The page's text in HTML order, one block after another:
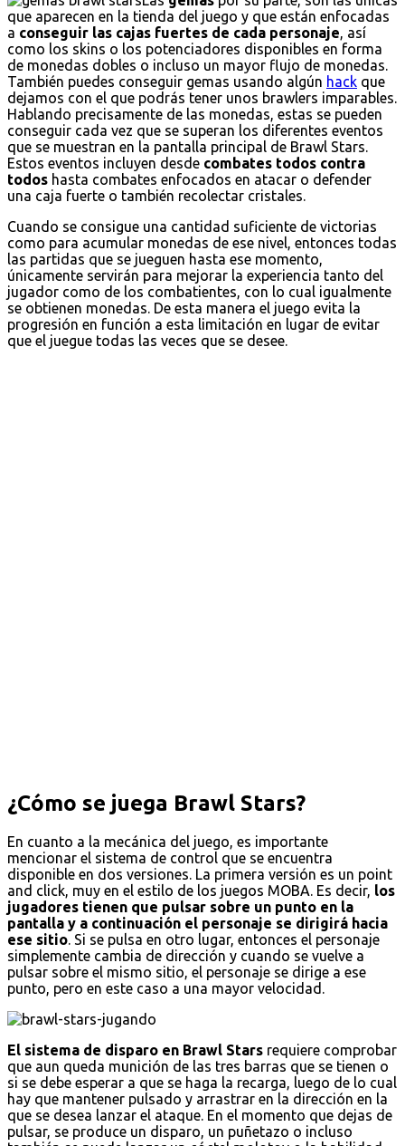
que aparecen en la tienda del juego y que están enfocadas
a conseguir las cajas fuertes de cada personaje , así
como los skins o los potenciadores disponibles en forma
de monedas dobles o incluso un mayor flujo de monedas.
También puedes conseguir gemas usando algún hack que
dejamos con el que podrás tener unos brawlers imparables.
Hablando precisamente de las monedas, estas se pueden
conseguir cada vez que se superan los diferentes eventos
que se muestran en la pantalla principal de Brawl Stars.
Estos eventos incluyen desde combates todos contra
todos hasta combates enfocados en atacar o defender
una caja fuerte o también recolectar cristales.
Cuando se consigue una cantidad suficiente de victorias
como para acumular monedas de ese nivel, entonces todas
las partidas que se jueguen hasta ese momento,
únicamente servirán para mejorar la experiencia tanto del
jugador como de los combatientes, con lo cual igualmente
se obtienen monedas. De esta manera el juego evita la
progresión en función a esta limitación en lugar de evitar
que el juegue todas las veces que se desee.
¿Cómo se juega Brawl Stars?
En cuanto a la mecánica del juego, es importante
mencionar el sistema de control que se encuentra
disponible en dos versiones. La primera versión es un point
and click, muy en el estilo de los juegos MOBA. Es decir, los
jugadores tienen que pulsar sobre un punto en la
pantalla y a continuación el personaje se dirigirá hacia
ese sitio. Si se pulsa en otro lugar, entonces el personaje
simplemente cambia de dirección y cuando se vuelve a
pulsar sobre el mismo sitio, el personaje se dirige a ese
punto, pero en este caso a una mayor velocidad.
El sistema de disparo en Brawl Stars requiere comprobar
que aun queda munición de las tres barras que se tienen o
si se debe esperar a que se haga la recarga, luego de lo cual
hay que mantener pulsado y arrastrar en la dirección en la
que se desea lanzar el ataque. En el momento que dejas de
pulsar, se produce un disparo, un puñetazo o incluso